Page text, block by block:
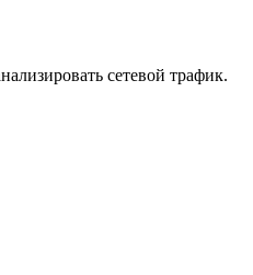
сетевой трафик.